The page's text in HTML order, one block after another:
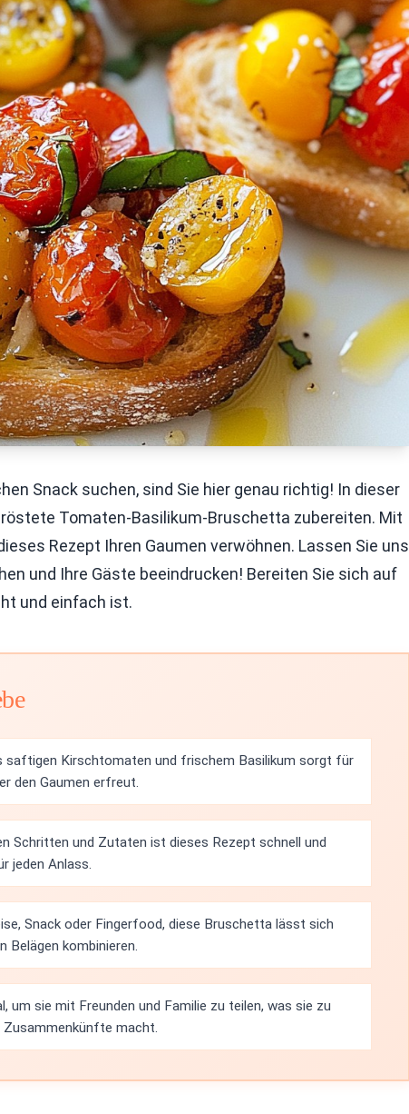
Snack suchen, sind Sie hier genau richtig! In dieser
Tomaten-Basilikum-Bruschetta zubereiten. Mit
Rezept Ihren Gaumen verwöhnen. Lassen Sie uns
und Ihre Gäste beeindrucken! Bereiten Sie sich auf
und einfach ist.
saftigen Kirschtomaten und frischem Basilikum sorgt für
den Gaumen erfreut.
Schritten und Zutaten ist dieses Rezept schnell und
jeden Anlass.
Snack oder Fingerfood, diese Bruschetta lässt sich
Belägen kombinieren.
um sie mit Freunden und Familie zu teilen, was sie zu
macht.